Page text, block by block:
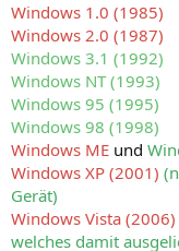
Windows 1.0 (1985)
Windows 2.0 (1987)
Windows 3.1 (1992)
Windows NT (1993)
Windows 95 (1995)
Windows 98 (1998)
Windows ME und
Windows XP (2001)
Gerät)
Windows Vista (2006)
welches damit